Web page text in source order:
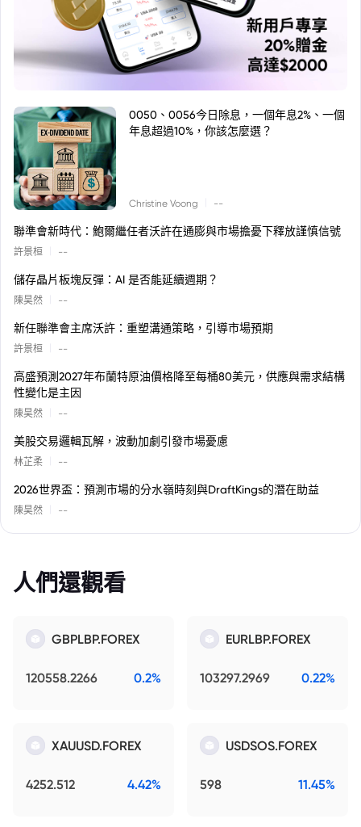
0050、0056今日除息，一個年息2%、一個
年息超過10%，你該怎麼選？
Christine Voong --
聯準會新時代：鮑爾繼任者沃許在通膨與市場擔憂下釋放謹慎信號
許景桓 --
儲存晶片板塊反彈：AI 是否能延續週期？
陳昊然 --
新任聯準會主席沃許：重塑溝通策略，引導市場預期
許景桓 --
高盛預測2027年布蘭特原油價格降至每桶80美元，供應與需求結構
性變化是主因
陳昊然 --
美股交易邏輯瓦解，波動加劇引發市場憂慮
林芷柔 --
2026世界盃：預測市場的分水嶺時刻與DraftKings的潛在助益
陳昊然 --
人們還觀看
GBPLBP.FOREX
120558.2266 0.2%
EURLBP.FOREX
103297.2969 0.22%
XAUUSD.FOREX
4252.512 4.42%
USDSOS.FOREX
598 11.45%